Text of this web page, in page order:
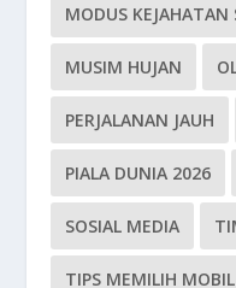
MODUS KEJAHATAN
MUSIM HUJAN
PERJALANAN JAUH
PIALA DUNIA 2026
SOSIAL MEDIA
TIPS MEMILIH MOBIL